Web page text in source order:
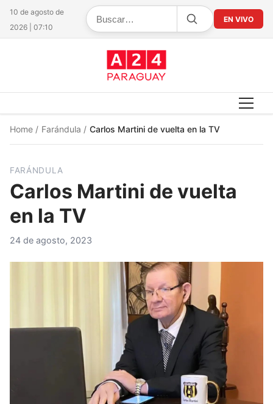
10 de agosto de
2026 | 07:10
EN VIVO
Home / Farándula / Carlos Martini de vuelta en la TV
FARÁNDULA
Carlos Martini de vuelta
en la TV
24 de agosto, 2023